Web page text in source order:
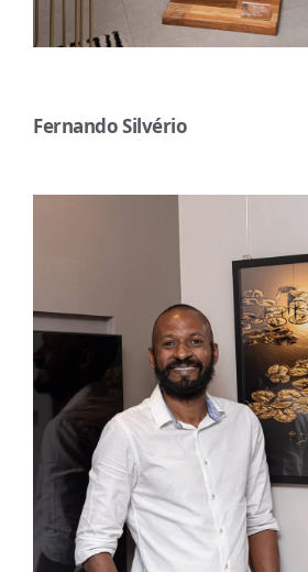
Fernando Silvério